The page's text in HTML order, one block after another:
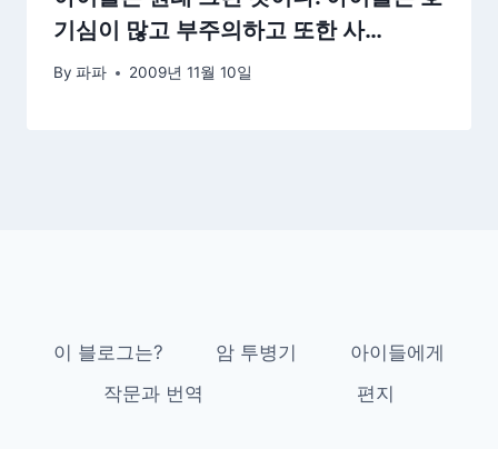
기심이 많고 부주의하고 또한 사…
By 파파 2009년 11월 10일
이 블로그는? 암 투병기
아이들에게
작문과 번역
편지